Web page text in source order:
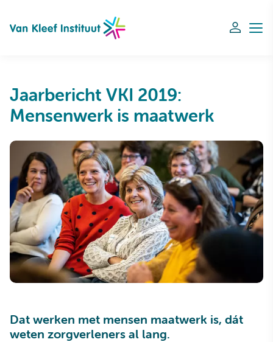
Navigation
Jaarbericht VKI 2019:
Mensenwerk is maatwerk
Dat werken met mensen maatwerk is, dát
weten zorgverleners al lang.